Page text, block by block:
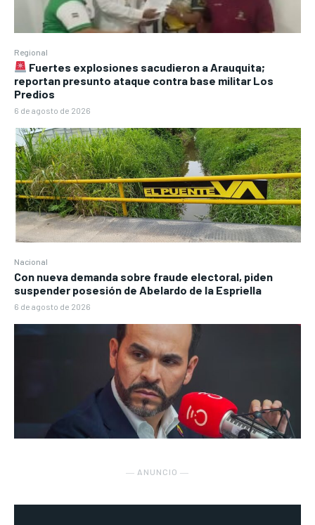
Regional
Fuertes explosiones sacudieron a Arauquita;
reportan presunto ataque contra base militar Los
Predios
6 de agosto de 2026
Nacional
Con nueva demanda sobre fraude electoral, piden
suspender posesión de Abelardo de la Espriella
6 de agosto de 2026
― ANUNCIO ―